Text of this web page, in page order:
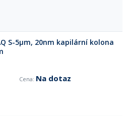
S-5µm, 20nm kapilární kolona
Na dotaz